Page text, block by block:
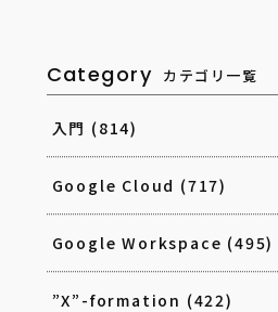
Category カテゴリ一覧
入門 (814)
Google Cloud (717)
Google Workspace (495)
”X”-formation (422)